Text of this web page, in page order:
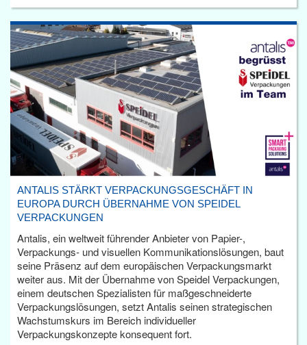
ANTALIS STÄRKT VERPACKUNGSGESCHÄFT IN
EUROPA DURCH ÜBERNAHME VON SPEIDEL
VERPACKUNGEN
Antalis, ein weltweit führender Anbieter von Papier-,
Verpackungs- und visuellen Kommunikationslösungen, baut
seine Präsenz auf dem europäischen Verpackungsmarkt
weiter aus. Mit der Übernahme von Speidel Verpackungen,
einem deutschen Spezialisten für maßgeschneiderte
Verpackungslösungen, setzt Antalis seinen strategischen
Wachstumskurs im Bereich individueller
Verpackungskonzepte konsequent fort.